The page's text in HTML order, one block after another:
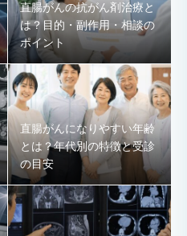
直腸がんの抗がん剤治療と
は？目的・副作用・相談の
ポイント
直腸がんになりやすい年齢
とは？年代別の特徴と受診
の目安